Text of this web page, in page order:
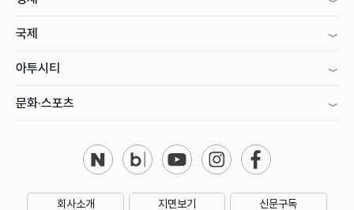
국제
아투시티
문화·스포츠
회사소개 지면보기 신문구독